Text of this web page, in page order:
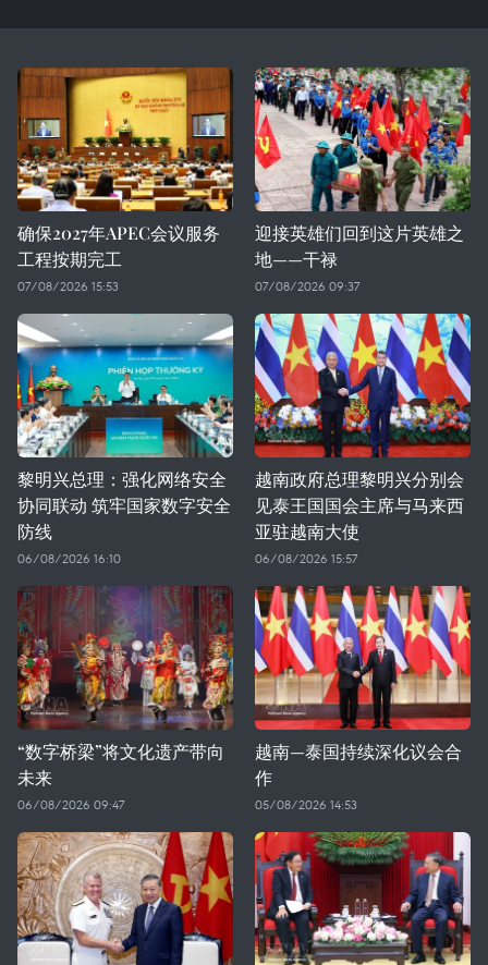
确保2027年APEC会议服务
工程按期完工
07/08/2026 15:53
迎接英雄们回到这片英雄之
地——干禄
07/08/2026 09:37
黎明兴总理：强化网络安全
协同联动 筑牢国家数字安全
防线
06/08/2026 16:10
越南政府总理黎明兴分别会
见泰王国国会主席与马来西
亚驻越南大使
06/08/2026 15:57
“数字桥梁”将文化遗产带向
未来
06/08/2026 09:47
越南—泰国持续深化议会合
作
05/08/2026 14:53